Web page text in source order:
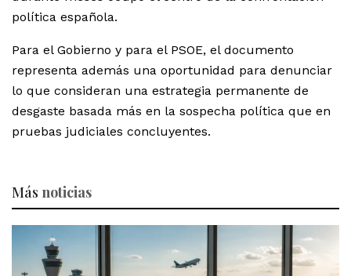
política española.
Para el Gobierno y para el PSOE, el documento
representa además una oportunidad para denunciar
lo que consideran una estrategia permanente de
desgaste basada más en la sospecha política que en
pruebas judiciales concluyentes.
Más noticias